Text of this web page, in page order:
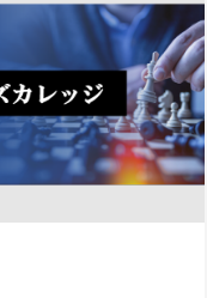
。しかし、メカニズムに
師の方のおかげで、「目
出来ました。具体的に
た、傲慢な姿勢や評価を
に気付くことが出来まし
ぶ姿勢、身につけるまで
出来ました。私にとって
今１番「足りていないも
って１番重要なこと（足
はなく、できるにするこ
わけではありません。研
！」と心から伝えられる
でとどまることなく「更